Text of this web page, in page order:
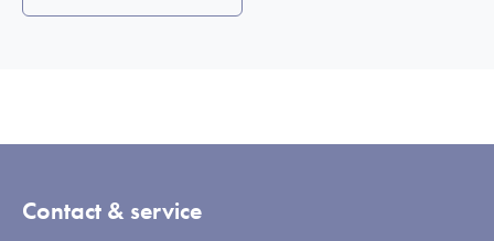
Contact & service